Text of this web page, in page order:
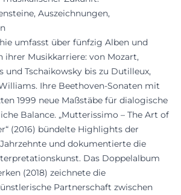
Auszeichnungen,
umfasst über fünfzig Alben und
ihrer Musikkarriere: von Mozart,
und Tschaikowsky bis zu Dutilleux,
Ihre Beethoven-Sonaten mit
1999 neue Maßstäbe für dialogische
Balance. „Mutterissimo – The Art of
(2016) bündelte Highlights der
und dokumentierte die
Das Doppelalbum
(2018) zeichnete die
Partnerschaft zwischen